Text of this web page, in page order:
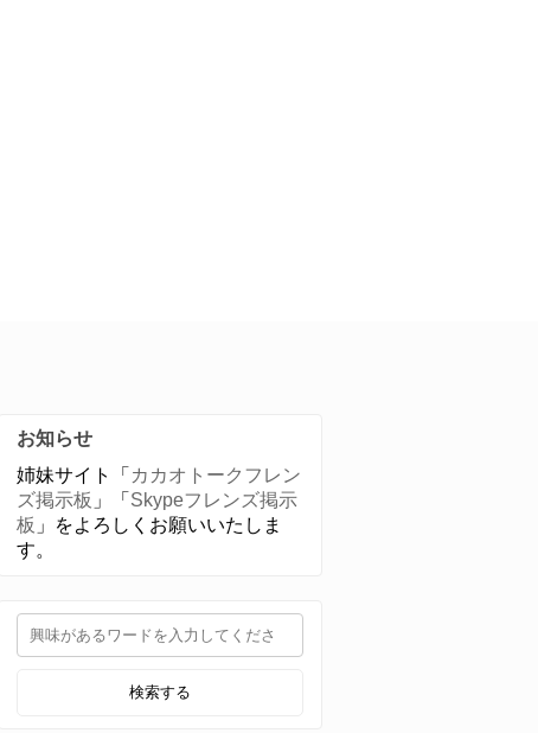
お知らせ
姉妹サイト「 カカオトークフレン
ズ掲示板 」「 Skypeフレンズ掲示
板 」をよろしくお願いいたしま
す。
検索する